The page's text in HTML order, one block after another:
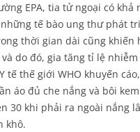
EPA, tia tử ngoại có
tế bào ung thư phát
thời gian dài cũng khiến
do đó, gia tăng tỉ lệ
tế thế giới WHO khuyến
áo đủ che nắng và bôi
30 khi phải ra ngoài nắng
khô.